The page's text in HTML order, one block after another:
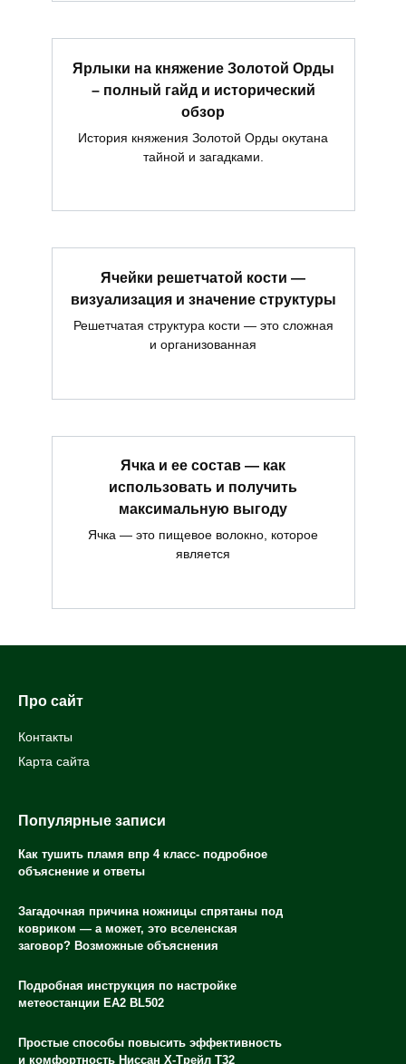
Ярлыки на княжение Золотой Орды
– полный гайд и исторический
обзор
История княжения Золотой Орды окутана
тайной и загадками.
Ячейки решетчатой кости —
визуализация и значение структуры
Решетчатая структура кости — это сложная
и организованная
Ячка и ее состав — как
использовать и получить
максимальную выгоду
Ячка — это пищевое волокно, которое
является
Про сайт
Контакты
Карта сайта
Популярные записи
Как тушить пламя впр 4 класс- подробное
объяснение и ответы
Загадочная причина ножницы спрятаны под
ковриком — а может, это вселенская
заговор? Возможные объяснения
Подробная инструкция по настройке
метеостанции EA2 BL502
Простые способы повысить эффективность
и комфортность Ниссан Х-Трейл Т32